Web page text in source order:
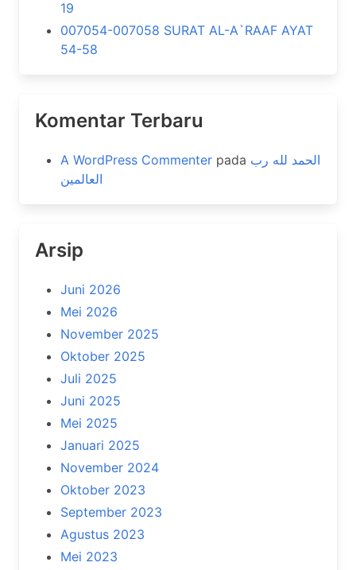
19
007054-007058 SURAT AL-A`RAAF AYAT
54-58
Komentar Terbaru
A WordPress Commenter pada الحمد لله رب
العالمين
Arsip
Juni 2026
Mei 2026
November 2025
Oktober 2025
Juli 2025
Juni 2025
Mei 2025
Januari 2025
November 2024
Oktober 2023
September 2023
Agustus 2023
Mei 2023